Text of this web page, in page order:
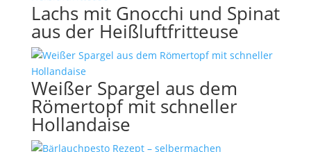
Lachs mit Gnocchi und Spinat
aus der Heißluftfritteuse
Weißer Spargel aus dem
Römertopf mit schneller
Hollandaise